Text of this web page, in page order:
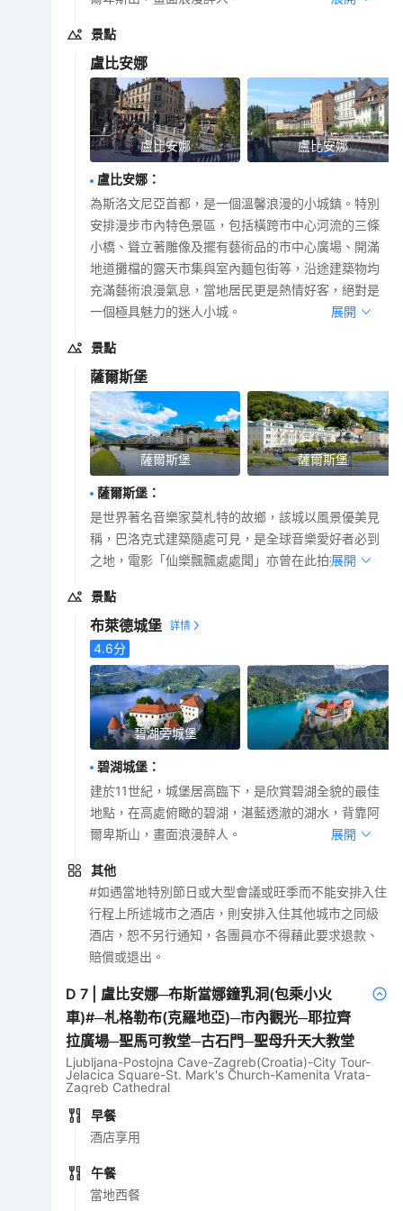
景點
盧比安娜
盧比安娜 盧比安娜
盧比安娜 ：
為斯洛文尼亞首都，是一個溫馨浪漫的小城鎮。特別
安排漫步市內特色景區，包括橫跨市中心河流的三條
小橋、聳立著雕像及擺有藝術品的市中心廣場、開滿
地道攤檔的露天市集與室內麵包街等，沿途建築物均
充滿藝術浪漫氣息，當地居民更是熱情好客，絕對是
一個極具魅力的迷人小城。
展開
景點
薩爾斯堡
薩爾斯堡 薩爾斯堡
薩爾斯堡 ：
是世界著名音樂家莫札特的故鄉，該城以風景優美見
稱，巴洛克式建築隨處可見，是全球音樂愛好者必到
之地，電影「仙樂飄飄處處聞」亦曾在此拍攝外景。
展開
景點
布萊德城堡
4.6分
碧湖旁城堡
碧湖城堡 ：
建於11世紀，城堡居高臨下，是欣賞碧湖全貌的最佳
地點，在高處俯瞰的碧湖，湛藍透澈的湖水，背靠阿
爾卑斯山，畫面浪漫醉人。
展開
其他
#如遇當地特別節日或大型會議或旺季而不能安排入住
行程上所述城市之酒店，則安排入住其他城市之同級
酒店，恕不另行通知，各團員亦不得藉此要求退款、
賠償或退出。
D7
盧比安娜─布斯當娜鐘乳洞(包乘小火
車)#─札格勒布(克羅地亞)─市內觀光─耶拉齊
拉廣場─聖馬可教堂─古石門─聖母升天大教堂
Ljubljana-Postojna Cave-Zagreb(Croatia)-City Tour-
Jelacica Square-St. Mark's Church-Kamenita Vrata-
Zagreb Cathedral
早餐
酒店享用
午餐
當地西餐